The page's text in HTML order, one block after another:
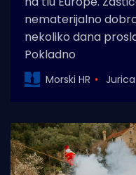
nematerijalno
nekoliko dana
Pokladno
Morski HR